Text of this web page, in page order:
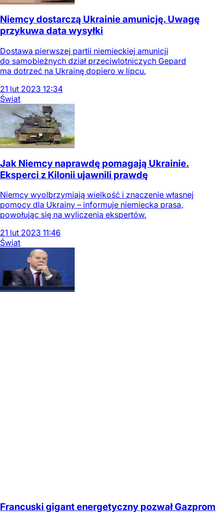
Niemcy dostarczą Ukrainie amunicję. Uwagę
przykuwa data wysyłki
Dostawa pierwszej partii niemieckiej amunicji
do samobieżnych dział przeciwlotniczych Gepard
ma dotrzeć na Ukrainę dopiero w lipcu.
21 lut 2023 12:34
Świat
Jak Niemcy naprawdę pomagają Ukrainie.
Eksperci z Kilonii ujawnili prawdę
Niemcy wyolbrzymiają wielkość i znaczenie własnej
pomocy dla Ukrainy – informuje niemiecka prasa,
powołując się na wyliczenia ekspertów.
21 lut 2023 11:46
Świat
Francuski gigant energetyczny pozwał Gazprom